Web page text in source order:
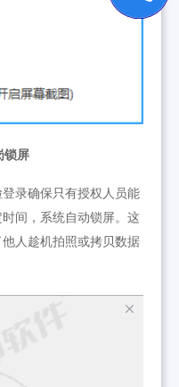
锁屏
录确保只有授权人员能
间，系统自动锁屏。这
人趁机拍照或拷贝数据